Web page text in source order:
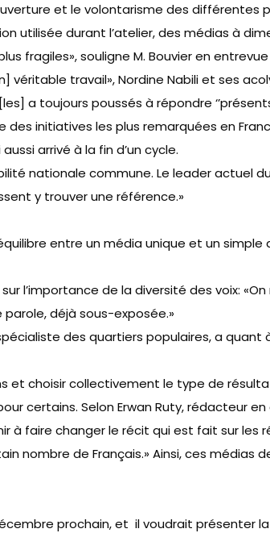
et le volontarisme des différentes
utilisée durant l’atelier, des médias à
fragiles», souligne M. Bouvier en
véritable travail»,Nordine Nabili et ses
a toujours poussés à répondre
initiatives les plus remarquées en
arrivé à la fin d’un cycle.
nationale commune. Le leader actuel
y trouver une référence.»
entre un média unique et un
l’importance de la diversité des voix:
déjà sous-exposée.»
des quartiers populaires, a quant
choisir collectivement le type de
certains. Selon Erwan Ruty, rédacteur
à faire changer le récit qui est fait sur les
nombre de Français.» Ainsi, ces médias
prochain, et il voudrait présenter